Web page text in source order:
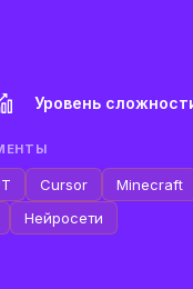
Уровень
Cursor Minecraft
Нейросети